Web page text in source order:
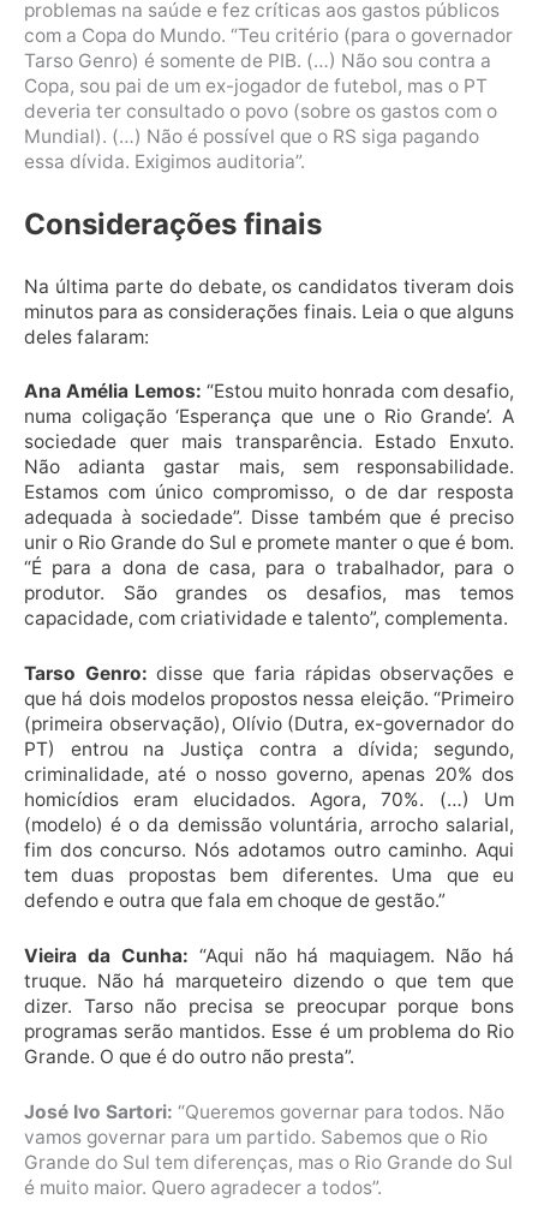
problemas na saúde e fez críticas aos gastos públicos
com a Copa do Mundo. “Teu critério (para o governador
Tarso Genro) é somente de PIB. (…) Não sou contra a
Copa, sou pai de um ex-jogador de futebol, mas o PT
deveria ter consultado o povo (sobre os gastos com o
Mundial). (…) Não é possível que o RS siga pagando
essa dívida. Exigimos auditoria”.
Considerações finais
Na última parte do debate, os candidatos tiveram dois
minutos para as considerações finais. Leia o que alguns
deles falaram:
Ana Amélia Lemos: “Estou muito honrada com desafio,
numa coligação ‘Esperança que une o Rio Grande’. A
sociedade quer mais transparência. Estado Enxuto.
Não adianta gastar mais, sem responsabilidade.
Estamos com único compromisso, o de dar resposta
adequada à sociedade”. Disse também que é preciso
unir o Rio Grande do Sul e promete manter o que é bom.
“É para a dona de casa, para o trabalhador, para o
produtor. São grandes os desafios, mas temos
capacidade, com criatividade e talento”, complementa.
Tarso Genro: disse que faria rápidas observações e
que há dois modelos propostos nessa eleição. “Primeiro
(primeira observação), Olívio (Dutra, ex-governador do
PT) entrou na Justiça contra a dívida; segundo,
criminalidade, até o nosso governo, apenas 20% dos
homicídios eram elucidados. Agora, 70%. (…) Um
(modelo) é o da demissão voluntária, arrocho salarial,
fim dos concurso. Nós adotamos outro caminho. Aqui
tem duas propostas bem diferentes. Uma que eu
defendo e outra que fala em choque de gestão.”
Vieira da Cunha: “Aqui não há maquiagem. Não há
truque. Não há marqueteiro dizendo o que tem que
dizer. Tarso não precisa se preocupar porque bons
programas serão mantidos. Esse é um problema do Rio
Grande. O que é do outro não presta”.
José Ivo Sartori: “Queremos governar para todos. Não
vamos governar para um partido. Sabemos que o Rio
Grande do Sul tem diferenças, mas o Rio Grande do Sul
é muito maior. Quero agradecer a todos”.